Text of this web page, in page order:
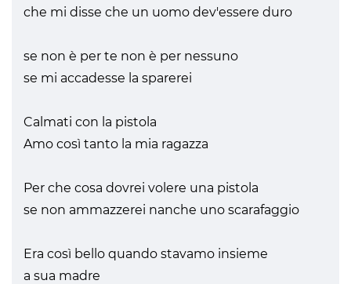
che mi disse che un uomo dev'essere duro
se non è per te non è per nessuno
se mi accadesse la sparerei
Calmati con la pistola
Amo così tanto la mia ragazza
Per che cosa dovrei volere una pistola
se non ammazzerei nanche uno scarafaggio
Era così bello quando stavamo insieme
a sua madre